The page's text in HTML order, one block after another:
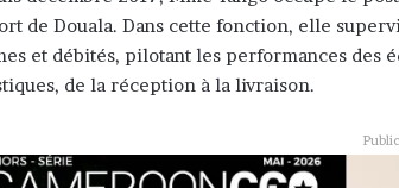
de Douala. Dans cette fonction, elle
et débités, pilotant les performances des
de la réception à la livraison.